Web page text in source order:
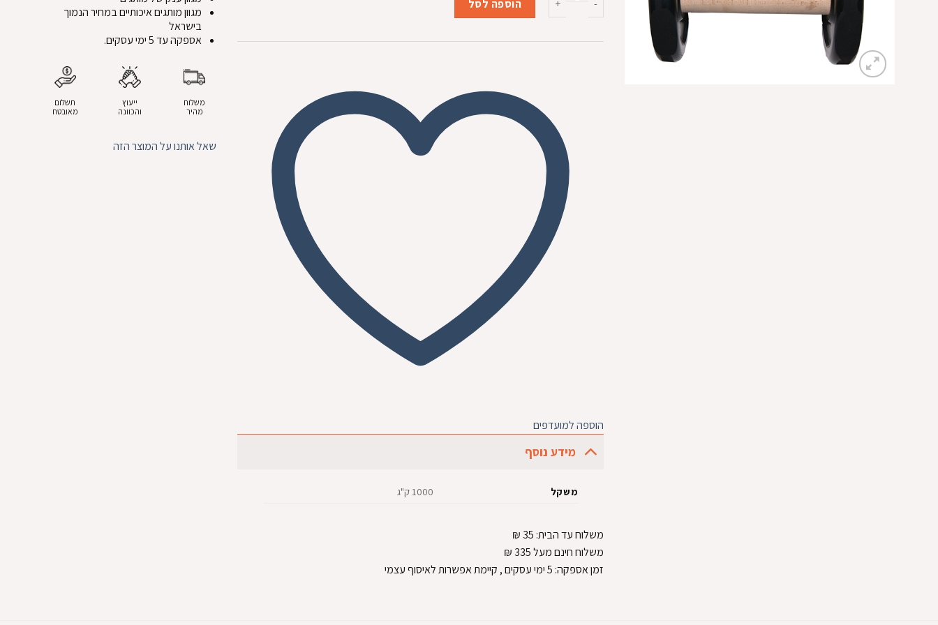
₪309.00.
₪299.00.
הוספה לסל
הוספה למועדפים
מידע נוסף
משקל 1000 ק"ג
משלוח עד הבית:
₪
משלוח חינם מעל 335
₪
זמן אספקה: 5 ימי עסקים , קיימת אפשרות לאיסוף עצמי
מגוון מותגים איכותיים במחיר הנמוך
בישראל
אספקה עד 5 ימי עסקים.
משלוח
מהיר
ייעוץ
והכוונה
תשלום
מאובטח
שאל אותנו על המוצר הזה